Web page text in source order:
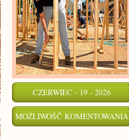
CZERWIEC - 19 - 2026
MOŻLIWOŚĆ KOMENTOWANIA